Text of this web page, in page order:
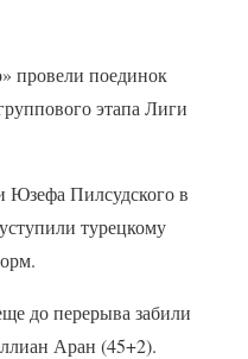
провели поединок
этапа Лиги
Юзефа Пилсудского в
турецкому
до перерыва забили
Аран (45+2).